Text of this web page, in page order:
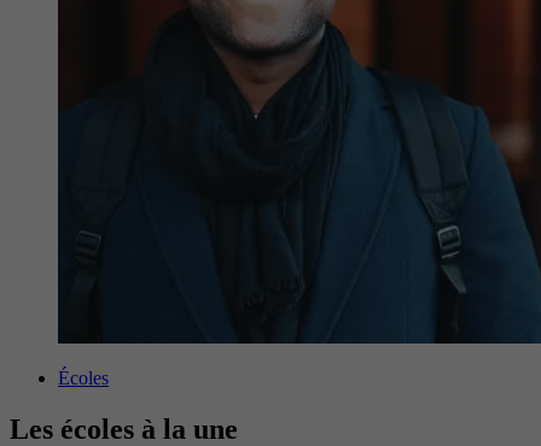
Écoles
Les écoles à la une